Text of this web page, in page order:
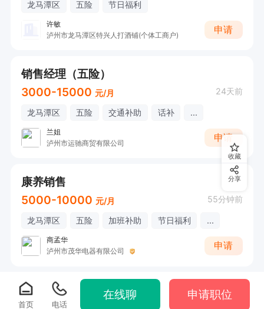
龙马潭区 五险 节日福利
许敏
泸州市龙马潭区特兴人打酒铺(个体工商户)
申请
销售经理（五险）
3000-15000 元/月 24天前
龙马潭区 五险 交通补助 话补 ...
兰姐
泸州市运驰商贸有限公司
申请
康养销售
5000-10000 元/月 55分钟前
龙马潭区 五险 加班补助 节日福利 ...
商孟华
泸州市茂华电器有限公司
申请
收藏
分享
首页 电话
在线聊 申请职位